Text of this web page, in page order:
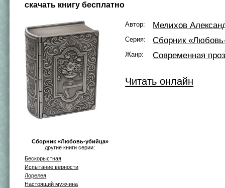
скачать книгу бесплатно
Сборник «Любовь-убийца»
другие книги серии:
Бескорыстная
Испытание верности
Лорелея
Настоящий мужчина
Автор: Мелихов
Серия: Сборник
Жанр: Современная
Читать онлайн